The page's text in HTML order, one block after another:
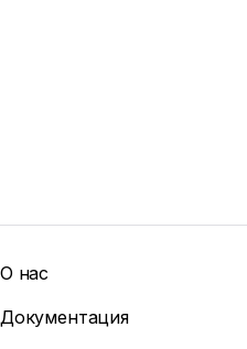
О нас
Документация